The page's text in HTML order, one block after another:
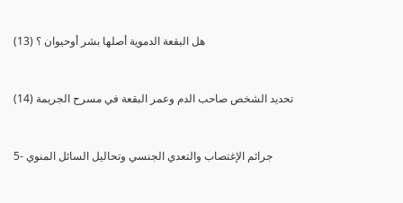
(13) هل البقعة الدموية أصلها بشر أوحيوان ؟
(14) تحديد الشخص صاحب الدم وعمر البقعة في مسرح الجريمة
5- جرائم الإغتصاب والتعدي الجنسي وتحاليل السائل المنوي